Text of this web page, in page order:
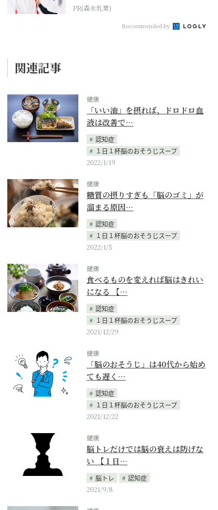
PR(森永乳業)
Recommended by
関連記事
健康
「いい油」を摂れば、ドロドロ血
液は改善で…
認知症
１日１杯脳のおそうじスープ
2022/1/19
健康
糖質の摂りすぎも「脳のゴミ」が
溜まる原因…
認知症
１日１杯脳のおそうじスープ
2022/1/5
健康
食べるものを変えれば脳はきれい
になる 【…
認知症
１日１杯脳のおそうじスープ
2021/12/29
健康
「脳のおそうじ」は40代から始め
ても遅く…
認知症
１日１杯脳のおそうじスープ
2021/12/22
健康
脳トレだけでは脳の衰えは防げな
い 【１日…
脳トレ
認知症
2021/9/8